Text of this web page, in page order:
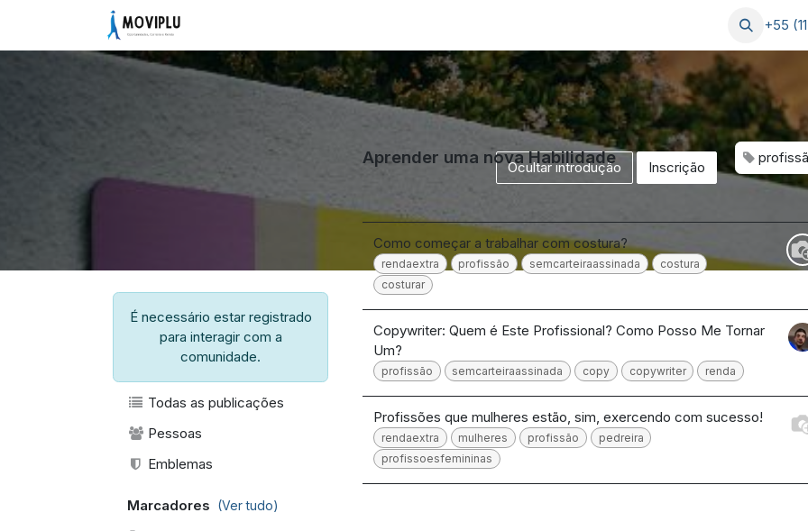
Pular para o conteúdo
+55
Ocultar introdução Inscrição
É necessário estar registrado
para interagir com a
comunidade.
Todas as publicações
Pessoas
Emblemas
Marcadores (Ver tudo)
Aprender uma nova Habilidade
Como começar a trabalhar com costura?
rendaextra profissão semcarteiraassinada
costura
costurar
Copywriter: Quem é Este Profissional? Como Posso Me Tornar
Um?
profissão semcarteiraassinada copy copywriter renda
Profissões que mulheres estão, sim, exercendo com sucesso!
rendaextra mulheres profissão
pedreira
profissoesfemininas